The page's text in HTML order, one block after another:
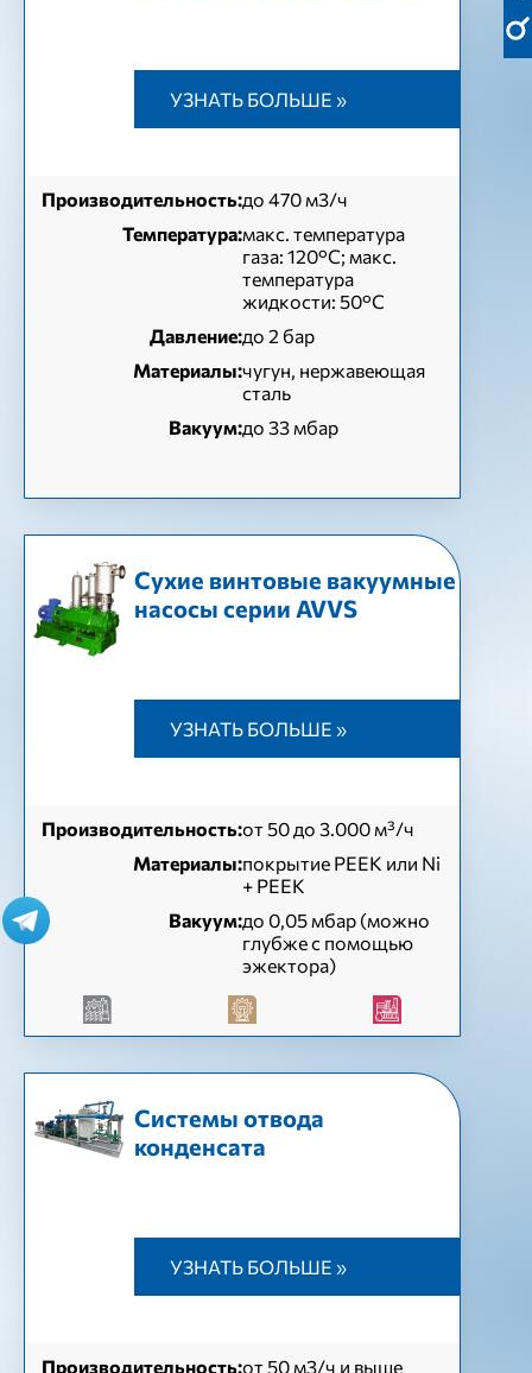
УЗНАТЬ БОЛЬШЕ »
Производительность:до 470 м3/ч
Температура:макс. температура
газа: 120°C; макс.
температура
жидкости: 50°C
Давление:до 2 бар
Материалы:чугун, нержавеющая
сталь
Вакуум:до 33 мбар
Сухие винтовые вакуумные
насосы серии AVVS
УЗНАТЬ БОЛЬШЕ »
Производительность:от 50 до 3.000 м³/ч
Материалы:покрытие PEEK или Ni
+ PEEK
Вакуум:до 0,05 мбар (можно
глубже с помощью
эжектора)
Системы отвода
конденсата
УЗНАТЬ БОЛЬШЕ »
Производительность:от 50 м3/ч и выше